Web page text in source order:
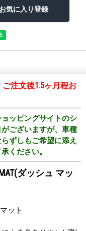
注文後1.5ヶ月程お
ッピングサイトのシ
ございますが、車種
ずしもご希望に添え
ください。
MAT(ダッシュ マッ
ット